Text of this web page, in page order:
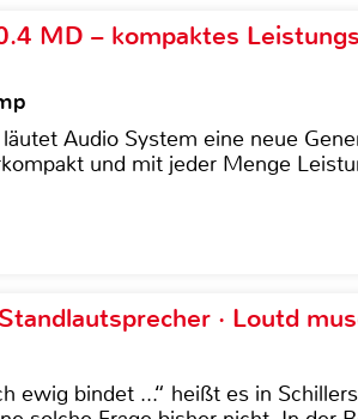
MD – kompaktes
Audio System eine neue
und mit jeder Menge
· Loutd
ewig bindet ...“ heißt es in